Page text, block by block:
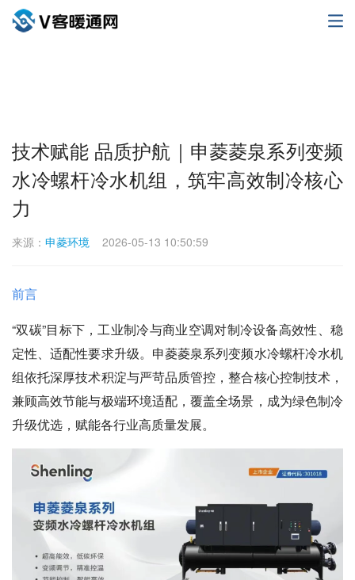
技术赋能 品质护航｜申菱菱泉系列变频
水冷螺杆冷水机组，筑牢高效制冷核心
力
来源： 申菱环境 2026-05-13 10:50:59
前言
“双碳”目标下，工业制冷与商业空调对制冷设备高效性、稳
定性、适配性要求升级。申菱菱泉系列变频水冷螺杆冷水机
组依托深厚技术积淀与严苛品质管控，整合核心控制技术，
兼顾高效节能与极端环境适配，覆盖全场景，成为绿色制冷
升级优选，赋能各行业高质量发展。